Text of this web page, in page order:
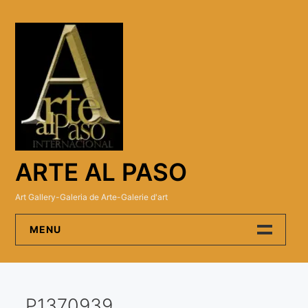
ARTE AL PASO
Art Gallery-Galeria de Arte-Galerie d'art
MENU
Artistas